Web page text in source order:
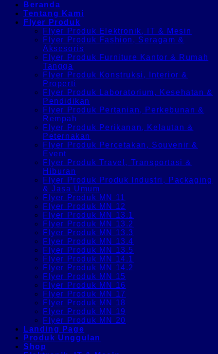
Beranda
Tentang Kami
Flyer Produk
Flyer Produk Elektronik, IT & Mesin
Flyer Produk Fashion, Seragam &
Aksesoris
Flyer Produk Furniture Kantor & Rumah
Tangga
Flyer Produk Konstruksi, Interior &
Properti
Flyer Produk Laboratorium, Kesehatan &
Pendidikan
Flyer Produk Pertanian, Perkebunan &
Rempah
Flyer Produk Perikanan, Kelautan &
Peternakan
Flyer Produk Percetakan, Souvenir &
Event
Flyer Produk Travel, Transportasi &
Hiburan
Flyer Produk Produk Industri, Packaging
& Jasa Umum
Flyer Produk MN 11
Flyer Produk MN 12
Flyer Produk MN 13.1
Flyer Produk MN 13.2
Flyer Produk MN 13.3
Flyer Produk MN 13.4
Flyer Produk MN 13.5
Flyer Produk MN 14.1
Flyer Produk MN 14.2
Flyer Produk MN 15
Flyer Produk MN 16
Flyer Produk MN 17
Flyer Produk MN 18
Flyer Produk MN 19
Flyer Produk MN 20
Landing Page
Produk Unggulan
Shop